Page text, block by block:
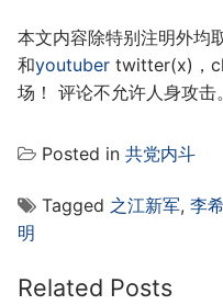
本文内容除特别注明外均
和youtuber twitter(x)，
场！ 评论不允许人身攻击。
Posted in 共党内斗
Tagged 之江新军, 李
明
Related Posts